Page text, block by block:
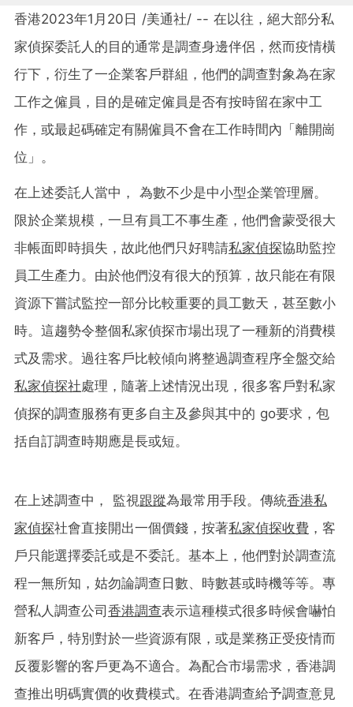
香港2023年1月20日 /美通社/ -- 在以往，絕大部分私
家偵探委託人的目的通常是調查身邊伴侶，然而疫情橫
行下，衍生了一企業客戶群組，他們的調查對象為在家
工作之僱員，目的是確定僱員是否有按時留在家中工
作，或最起碼確定有關僱員不會在工作時間內「離開崗
位」。
在上述委託人當中， 為數不少是中小型企業管理層。
限於企業規模，一旦有員工不事生產，他們會蒙受很大
非帳面即時損失，故此他們只好聘請私家偵探協助監控
員工生產力。由於他們沒有很大的預算，故只能在有限
資源下嘗試監控一部分比較重要的員工數天，甚至數小
時。這趨勢令整個私家偵探市場出現了一種新的消費模
式及需求。過往客戶比較傾向將整過調查程序全盤交給
私家偵探社處理，隨著上述情況出現，很多客戶對私家
偵探的調查服務有更多自主及參與其中的 go要求 ，包
括自訂調查時期應是長或短。
在上述調查中， 監視跟蹤為最常用手段。傳統香港私
家偵探社會直接開出一個價錢，按著私家偵探收費 ，客
戶只能選擇委託或是不委託。基本上，他們對於調查流
程一無所知，姑勿論調查日數、時數甚或時機等等。專
營私人調查公司香港調查表示這種模式很多時候會嚇怕
新客戶，特別對於一些資源有限，或是業務正受疫情而
反覆影響的客戶更為不適合。為配合市場需求，香港調
查推出明碼實價的收費模式。在香港調查給予調查意見